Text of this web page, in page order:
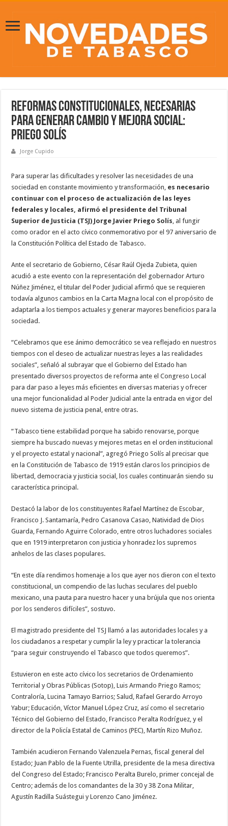
Reformas constitucionales, necesarias
para generar cambio y mejora social:
Priego Solís
Jorge Cupido
Para superar las dificultades y resolver las necesidades de una
sociedad en constante movimiento y transformación, es necesario
continuar con el proceso de actualización de las leyes
federales y locales, afirmó el presidente del Tribunal
Superior de Justicia (TSJ) Jorge Javier Priego Solís, al fungir
como orador en el acto cívico conmemorativo por el 97 aniversario de
la Constitución Política del Estado de Tabasco.
Ante el secretario de Gobierno, César Raúl Ojeda Zubieta, quien
acudió a este evento con la representación del gobernador Arturo
Núñez Jiménez, el titular del Poder Judicial afirmó que se requieren
todavía algunos cambios en la Carta Magna local con el propósito de
adaptarla a los tiempos actuales y generar mayores beneficios para la
sociedad.
“Celebramos que ese ánimo democrático se vea reflejado en nuestros
tiempos con el deseo de actualizar nuestras leyes a las realidades
sociales”, señaló al subrayar que el Gobierno del Estado han
presentado diversos proyectos de reforma ante el Congreso Local
para dar paso a leyes más eficientes en diversas materias y ofrecer
una mejor funcionalidad al Poder Judicial ante la entrada en vigor del
nuevo sistema de justicia penal, entre otras.
“Tabasco tiene estabilidad porque ha sabido renovarse, porque
siempre ha buscado nuevas y mejores metas en el orden institucional
y el proyecto estatal y nacional”, agregó Priego Solís al precisar que
en la Constitución de Tabasco de 1919 están claros los principios de
libertad, democracia y justicia social, los cuales continuarán siendo su
característica principal.
Destacó la labor de los constituyentes Rafael Martínez de Escobar,
Francisco J. Santamaría, Pedro Casanova Casao, Natividad de Dios
Guarda, Fernando Aguirre Colorado, entre otros luchadores sociales
que en 1919 interpretaron con justicia y honradez los supremos
anhelos de las clases populares.
“En este día rendimos homenaje a los que ayer nos dieron con el texto
constitucional, un compendio de las luchas seculares del pueblo
mexicano, una pauta para nuestro hacer y una brújula que nos orienta
por los senderos difíciles”, sostuvo.
El magistrado presidente del TSJ llamó a las autoridades locales y a
los ciudadanos a respetar y cumplir la ley y practicar la tolerancia
“para seguir construyendo el Tabasco que todos queremos”.
Estuvieron en este acto cívico los secretarios de Ordenamiento
Territorial y Obras Públicas (Sotop), Luis Armando Priego Ramos;
Contraloría, Lucina Tamayo Barrios; Salud, Rafael Gerardo Arroyo
Yabur; Educación, Víctor Manuel López Cruz, así como el secretario
Técnico del Gobierno del Estado, Francisco Peralta Rodríguez, y el
director de la Policía Estatal de Caminos (PEC), Martín Rizo Muñoz.
También acudieron Fernando Valenzuela Pernas, fiscal general del
Estado; Juan Pablo de la Fuente Utrilla, presidente de la mesa directiva
del Congreso del Estado; Francisco Peralta Burelo, primer concejal de
Centro; además de los comandantes de la 30 y 38 Zona Militar,
Agustín Radilla Suástegui y Lorenzo Cano Jiménez.